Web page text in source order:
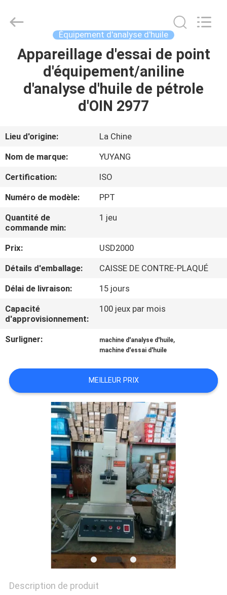
MAISON
PRODUITS
SHOW
SUJET
DE
NOUS
VISITE
D'USINE
CONTACTEZ-
NOUS
DEMANDEZ
UNE
CITATION
POLITIQUE
CONFIDENTIALITÉ
INSTRUMENT
Reserved.
Équipement d'analyse d'huile
Appareillage d'essai de point
d'équipement/aniline
d'analyse d'huile de pétrole
d'OIN 2977
Lieu d'origine:
La Chine
Nom de marque:
YUYANG
Certification:
ISO
Numéro de modèle:
PPT
Quantité de
commande min:
1 jeu
Prix:
USD2000
Détails d'emballage:
CAISSE DE CONTRE-PLAQUÉ
Délai de livraison:
15 jours
Capacité
d'approvisionnement:
100 jeux par mois
Surligner: machine d'analyse d'huile,
machine d'essai d'huile
MEILLEUR PRIX
Description de produit